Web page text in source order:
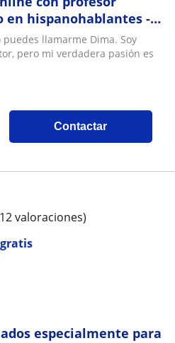
en hispanohablantes -
llamarme Dima. Soy
pero mi verdadera pasión es
Contactar
gratis
valoraciones)
especialmente para